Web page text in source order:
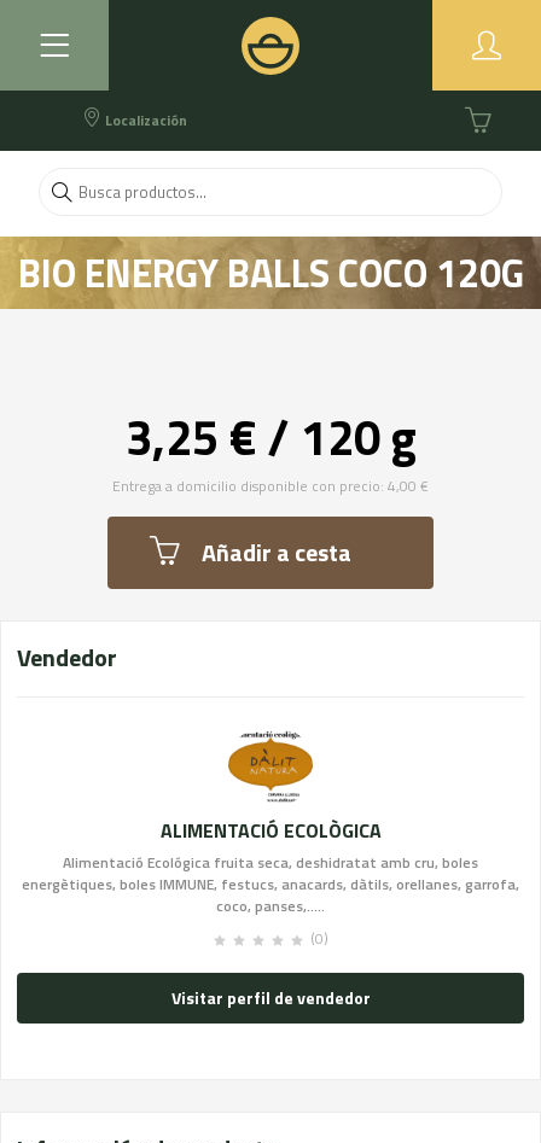
Localización
BIO ENERGY BALLS COCO 120G
3,25 € / 120 g
Entrega a domicilio disponible con precio: 4,00 €
Añadir a cesta
Vendedor
ALIMENTACIÓ ECOLÒGICA
Alimentació Ecológica fruita seca, deshidratat amb cru, boles
energètiques, boles IMMUNE, festucs, anacards, dàtils, orellanes, garrofa,
coco, panses,.....
(0)
Visitar perfil de vendedor